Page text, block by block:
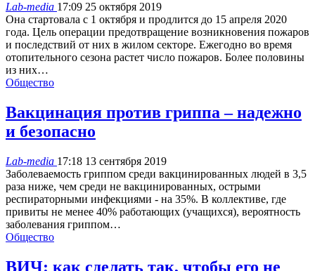
Lab-media 17:09 25 октября 2019
Она стартовала с 1 октября и продлится до 15 апреля 2020
года. Цель операции предотвращение возникновения пожаров
и последствий от них в жилом секторе. Ежегодно во время
отопительного сезона растет число пожаров. Более половины
из них…
Общество
Вакцинация против гриппа – надежно
и безопасно
Lab-media 17:18 13 сентября 2019
Заболеваемость гриппом среди вакцинированных людей в 3,5
раза ниже, чем среди не вакцинированных, острыми
респираторными инфекциями - на 35%. В коллективе, где
привиты не менее 40% работающих (учащихся), вероятность
заболевания гриппом…
Общество
ВИЧ: как сделать так, чтобы его не